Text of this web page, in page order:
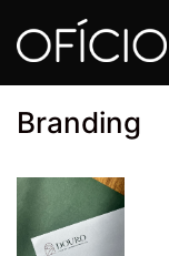
Branding